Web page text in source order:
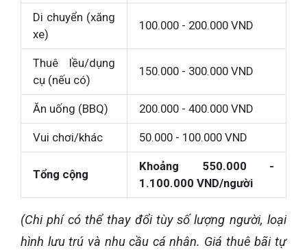
Di chuyển (xăng
xe)
100.000 - 200.000 VND
Thuê lều/dụng
cụ (nếu có)
150.000 - 300.000 VND
Ăn uống (BBQ) 200.000 - 400.000 VND
Vui chơi/khác 50.000 - 100.000 VND
Tổng cộng
Khoảng 550.000 -
1.100.000 VND/người
(Chi phí có thể thay đổi tùy số lượng người, loại
hình lưu trú và nhu cầu cá nhân. Giá thuê bãi tự